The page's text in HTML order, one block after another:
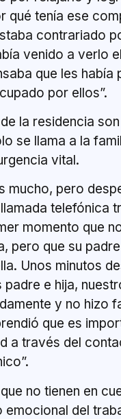
qué tenía ese
contrariado
venido a verlo
que les había
por ellos”.
la residencia
se llama a la
vital.
mucho, pero
telefónica
momento que
pero que su
Unos minutos
e hija,
y no hizo
que es
a través del
no tienen en
emocional del